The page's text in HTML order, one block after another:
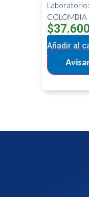
COLOMBIA
$37.600
Añadir al